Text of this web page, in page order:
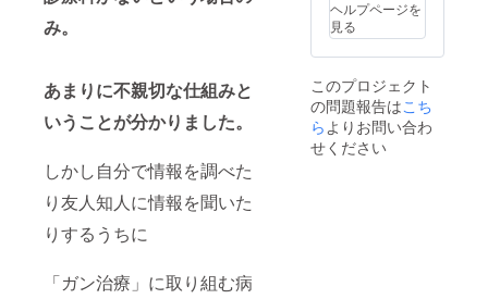
み。
あまりに不親切な仕組みと
いうことが分かりました。
しかし自分で情報を調べた
り友人知人に情報を聞いた
りするうちに
「ガン治療」に取り組む病
ヘルプページを
見る
このプロジェクト
の問題報告はこち
ら よりお問い合わ
せください